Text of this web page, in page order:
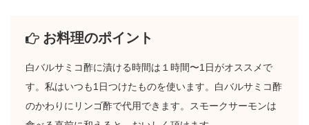
お料理のポイント
白バルサミコ酢に漬ける時間は１時間〜1日がオススメで
す。私はいつも1日つけたものを使います。白バルサミコ酢
のかわりにリンゴ酢で代用できます。スモークサーモンは